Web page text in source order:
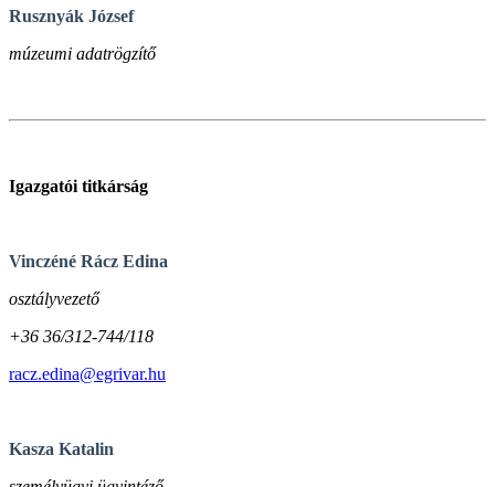
Rusznyák József
múzeumi adatrögzítő
Igazgatói titkárság
Vinczéné Rácz Edina
osztályvezető
+36 36/312-744/118
racz.edina@egrivar.hu
Kasza Katalin